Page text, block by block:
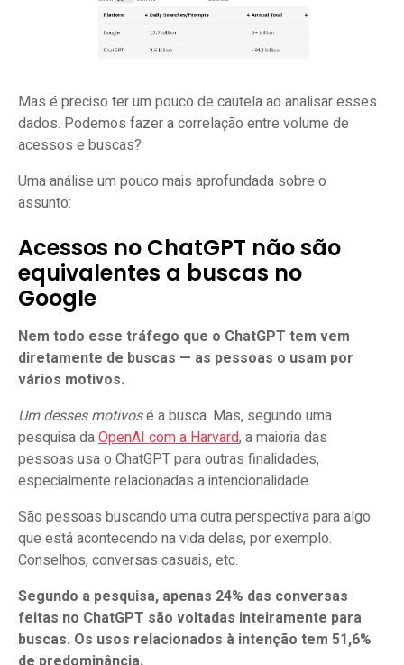
Mas é preciso ter um pouco de cautela ao analisar esses
dados. Podemos fazer a correlação entre volume de
acessos e buscas?
Uma análise um pouco mais aprofundada sobre o
assunto:
Acessos no ChatGPT não são
equivalentes a buscas no
Google
Nem todo esse tráfego que o ChatGPT tem vem
diretamente de buscas — as pessoas o usam por
vários motivos.
Um desses motivosé a busca. Mas, segundo uma
pesquisa daOpenAI com a Harvard, a maioria das
pessoas usa o ChatGPT para outras finalidades,
especialmente relacionadas a intencionalidade.
São pessoas buscando uma outra perspectiva para algo
que está acontecendo na vida delas, por exemplo.
Conselhos, conversas casuais, etc.
Segundo a pesquisa, apenas 24% das conversas
feitas no ChatGPT são voltadas inteiramente para
buscas. Os usos relacionados à intenção tem 51,6%